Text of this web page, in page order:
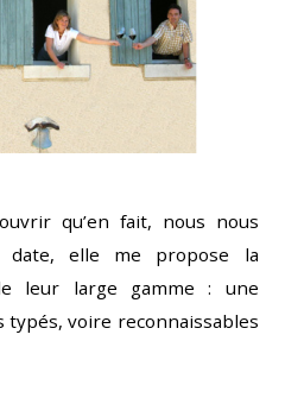
qu’en fait, nous nous
date, elle me propose la
leur large gamme : une
typés, voire reconnaissables